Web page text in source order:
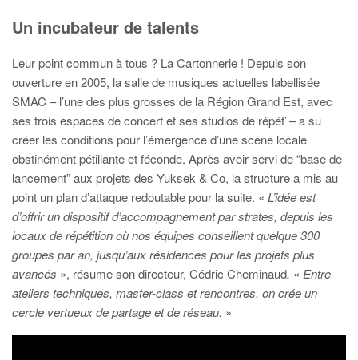
Un incubateur de talents
Leur point commun à tous ? La Cartonnerie ! Depuis son
ouverture en 2005, la salle de musiques actuelles labellisée
SMAC – l’une des plus grosses de la Région Grand Est, avec
ses trois espaces de concert et ses studios de répét’ – a su
créer les conditions pour l’émergence d’une scène locale
obstinément pétillante et féconde. Après avoir servi de “base de
lancement” aux projets des Yuksek & Co, la structure a mis au
point un plan d’attaque redoutable pour la suite. « L’idée est
d’offrir un dispositif d’accompagnement par strates, depuis les
locaux de répétition où nos équipes conseillent quelque 300
groupes par an, jusqu’aux résidences pour les projets plus
avancés », résume son directeur, Cédric Cheminaud. « Entre
ateliers techniques, master-class et rencontres, on crée un
cercle vertueux de partage et de réseau. »